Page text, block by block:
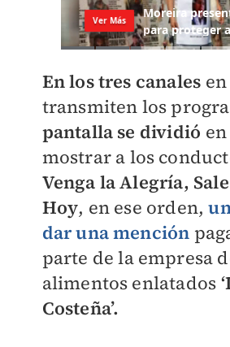
En los tres canales
transmiten los
pantalla se dividió
mostrar a los
Venga la Alegría,
Hoy, en ese orden,
dar una mención
parte de la empresa
alimentos enlatados
Costeña’.